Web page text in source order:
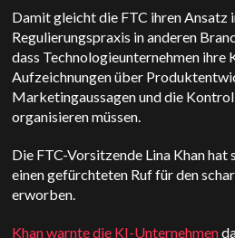
Damit gleicht die FTC ihren Ansatz
Regulierungspraxis in anderen
dass Technologieunternehmen ihre
Aufzeichnungen über
Marketingaussagen und die
organisieren müssen.
Die FTC-Vorsitzende Lina Khan hat
einen gefürchteten Ruf für den
erworben.
Khan warnte die KI-Unternehmen